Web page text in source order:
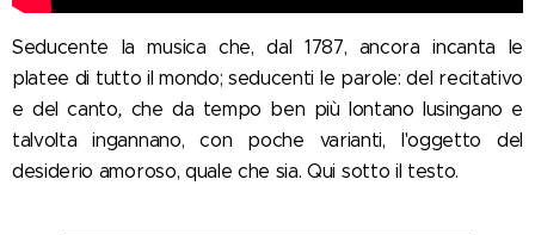
Seducente la musica che, dal 1787, ancora incanta le
platee di tutto il mondo; seducenti le parole: del recitativo
e del canto, che da tempo ben più lontano lusingano e
talvolta ingannano, con poche varianti, l'oggetto del
desiderio amoroso, quale che sia. Qui sotto il testo.